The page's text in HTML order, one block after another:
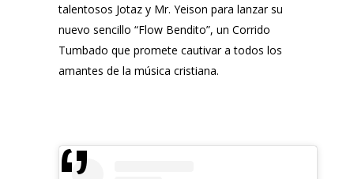
talentosos Jotaz y Mr. Yeison para lanzar su
nuevo sencillo “Flow Bendito”, un Corrido
Tumbado que promete cautivar a todos los
amantes de la música cristiana.